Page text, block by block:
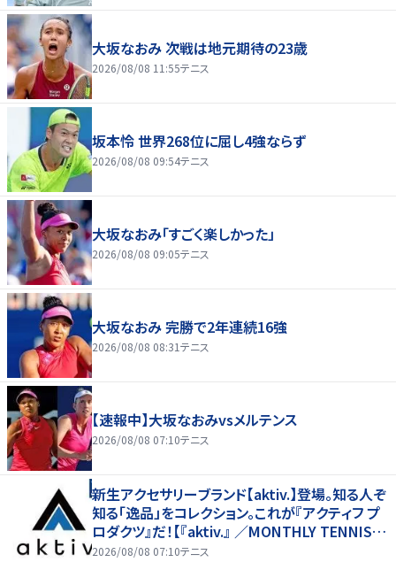
大坂なおみ 次戦は地元期待の23歳
2026/08/08 11:55テニス
坂本怜 世界268位に屈し4強ならず
2026/08/08 09:54テニス
大坂なおみ「すごく楽しかった」
2026/08/08 09:05テニス
大坂なおみ 完勝で2年連続16強
2026/08/08 08:31テニス
【速報中】大坂なおみvsメルテンス
2026/08/08 07:10テニス
新生アクセサリーブランド【aktiv.】登場。知る人ぞ
知る「逸品」をコレクション。これが『アクティフ プ
ロダクツ』だ！【『aktiv.』 ／MONTHLY TENNIS G
EAR SELECTION TENNIS EYE】
2026/08/08 07:10テニス